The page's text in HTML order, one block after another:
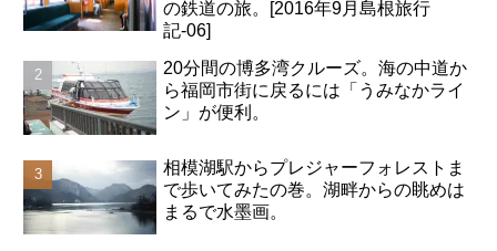
の鉄道の旅。[2016年9月島根旅行
記-06]
20分間の博多湾クルーズ。海の中道か
ら福岡市街に戻るには「うみなかライ
ン」が便利。
相模湖駅からプレジャーフォレストま
で歩いてみたの巻。湖畔からの眺めは
まるで水墨画。